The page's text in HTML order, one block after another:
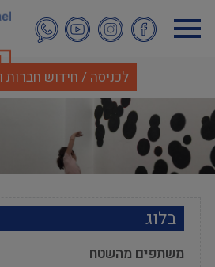
לתוכן
העיקרי
לכניסה / חידוש חברות
בלוג
משתפים מהשטח